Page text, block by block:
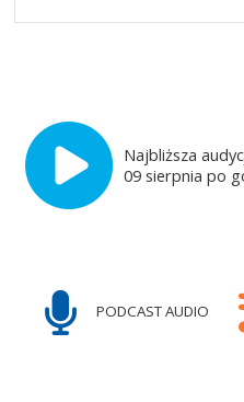
Najbliższa
09 sierpnia po
PODCAST AUDIO